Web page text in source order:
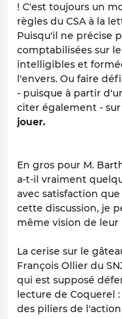
! C'est toujours un
règles du CSA à la
Puisqu'il ne précise
comptabilisées sur
intelligibles et
l'envers. Ou faire
- puisque à partir
citer également -
jouer.
En gros pour M.
a-t-il vraiment
avec satisfaction
cette discussion, je
même vision de leur
La cerise sur le
François Ollier du
qui est supposé
lecture de Coquerel
des piliers de